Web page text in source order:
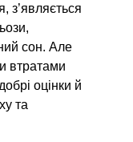
з’являється
сон. Але
втратами
оцінки й
та